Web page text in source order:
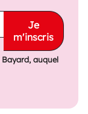
Je
m'inscris
auquel